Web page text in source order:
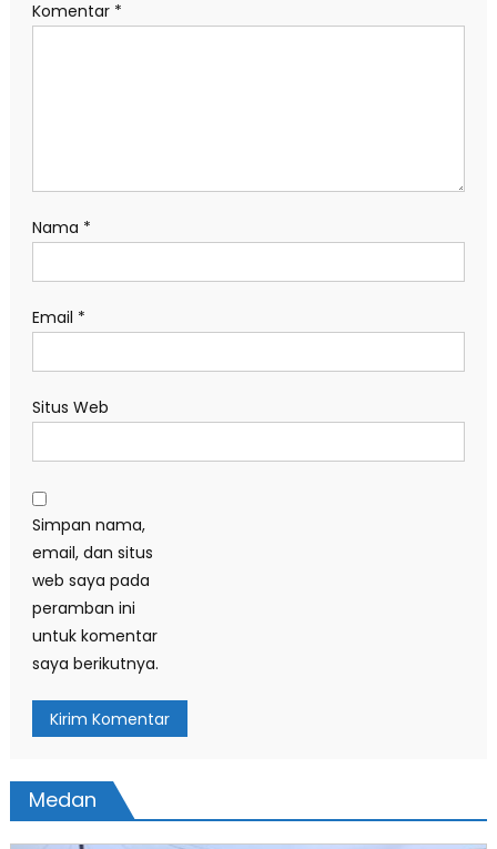
Komentar *
Nama *
Email *
Situs Web
Simpan nama,
email, dan situs
web saya pada
peramban ini
untuk komentar
saya berikutnya.
Medan